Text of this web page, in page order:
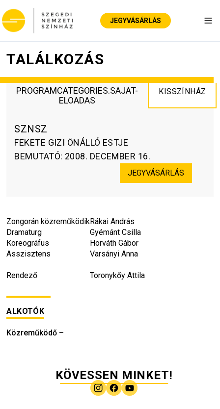
JEGYVÁSÁRLÁS
TALÁLKOZÁS
PROGRAMCATEGORIES.SAJAT-
ELOADAS
KISSZÍNHÁZ
SZNSZ
FEKETE GIZI ÖNÁLLÓ ESTJE
BEMUTATÓ: 2008. DECEMBER 16.
JEGYVÁSÁRLÁS
Zongorán közreműködikRákai András
Dramaturg
Gyémánt Csilla
Koreográfus
Horváth Gábor
Asszisztens
Varsányi Anna
Rendező Toronykőy Attila
ALKOTÓK
Közreműködő –
KÖVESSEN MINKET!